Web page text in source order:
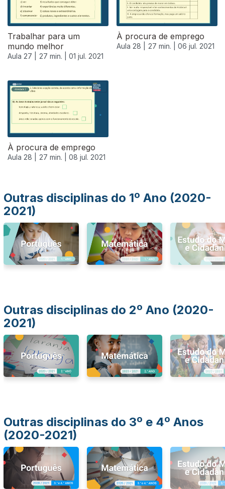
Trabalhar para um
mundo melhor
Aula 27 | 27 min. | 01 jul. 2021
À procura de emprego
Aula 28 | 27 min. | 06 jul. 2021
À procura de emprego
Aula 28 | 27 min. | 08 jul. 2021
556324
Outras disciplinas do 1º Ano (2020-
2021)
Outras disciplinas do 2º Ano (2020-
2021)
Outras disciplinas do 3º e 4º Anos
(2020-2021)